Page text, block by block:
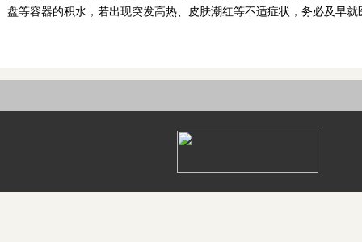
盘等容器的积水，若出现突发高热、皮肤潮红等不适症状，务必及早就